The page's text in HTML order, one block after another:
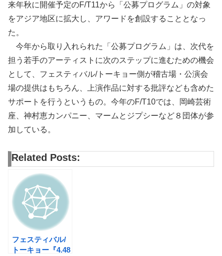
来年秋に開催予定のF/T11から「公募プログラム」の対象
をアジア地区に拡大し、アワードを創設することとなっ
た。
今年から取り入れられた「公募プログラム」は、次代を
担う若手のアーティストに次のステップに進むための機会
として、フェスティバル/トーキョー側が稽古場・公演会
場の提供はもちろん、上演作品に対する批評なども含めた
サポートを行うというもの。今年のF/T10では、岡崎芸術
座、神村恵カンパニー、マームとジプシーなど８団体が参
加している。
Related Posts:
フェスティバル/
トーキョー『4.48